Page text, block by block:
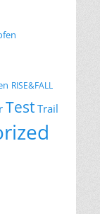
RISE&FALL
Test Trail